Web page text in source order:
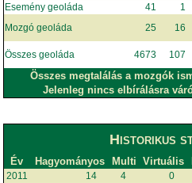
Esemény geoláda
41 1
Mozgó geoláda
25 16
Összes geoláda
4673 107
Összes megtalálás a mozgók
Jelenleg nincs elbírálásra
Historikus
Év Hagyományos Multi Virtuális
2011 14 4 0